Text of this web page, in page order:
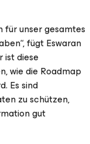
für unser gesamtes
fügt Eswaran
ist diese
wie die Roadmap
Es sind
zu schützen,
gut